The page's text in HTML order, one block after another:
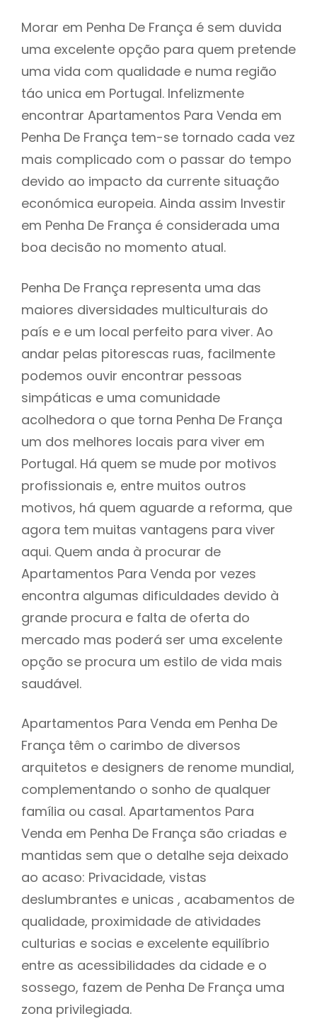
Morar em Penha De França é sem duvida
uma excelente opção para quem pretende
uma vida com qualidade e numa região
táo unica em Portugal. Infelizmente
encontrar Apartamentos Para Venda em
Penha De França tem-se tornado cada vez
mais complicado com o passar do tempo
devido ao impacto da currente situação
económica europeia. Ainda assim Investir
em Penha De França é considerada uma
boa decisão no momento atual.
Penha De França representa uma das
maiores diversidades multiculturais do
país e e um local perfeito para viver. Ao
andar pelas pitorescas ruas, facilmente
podemos ouvir encontrar pessoas
simpáticas e uma comunidade
acolhedora o que torna Penha De França
um dos melhores locais para viver em
Portugal. Há quem se mude por motivos
profissionais e, entre muitos outros
motivos, há quem aguarde a reforma, que
agora tem muitas vantagens para viver
aqui. Quem anda à procurar de
Apartamentos Para Venda por vezes
encontra algumas dificuldades devido à
grande procura e falta de oferta do
mercado mas poderá ser uma excelente
opção se procura um estilo de vida mais
saudável.
Apartamentos Para Venda em Penha De
França têm o carimbo de diversos
arquitetos e designers de renome mundial,
complementando o sonho de qualquer
família ou casal. Apartamentos Para
Venda em Penha De França são criadas e
mantidas sem que o detalhe seja deixado
ao acaso: Privacidade, vistas
deslumbrantes e unicas , acabamentos de
qualidade, proximidade de atividades
culturias e socias e excelente equilíbrio
entre as acessibilidades da cidade e o
sossego, fazem de Penha De França uma
zona privilegiada.